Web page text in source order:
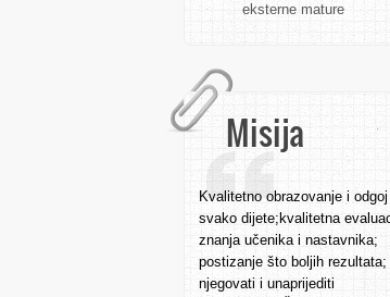
eksterne mature
Misija
Kvalitetno obrazovanje i
svako dijete;kvalitetna
znanja učenika i nastavnika;
postizanje što boljih rezultata;
njegovati i unaprijediti